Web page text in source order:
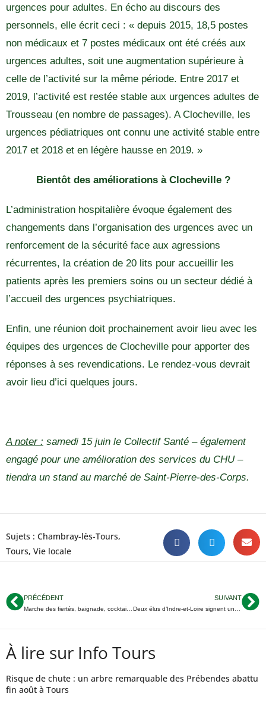
urgences pour adultes. En écho au discours des
personnels, elle écrit ceci : « depuis 2015, 18,5 postes
non médicaux et 7 postes médicaux ont été créés aux
urgences adultes, soit une augmentation supérieure à
celle de l’activité sur la même période. Entre 2017 et
2019, l’activité est restée stable aux urgences adultes de
Trousseau (en nombre de passages). A Clocheville, les
urgences pédiatriques ont connu une activité stable entre
2017 et 2018 et en légère hausse en 2019. »
Bientôt des améliorations à Clocheville ?
L’administration hospitalière évoque également des
changements dans l’organisation des urgences avec un
renforcement de la sécurité face aux agressions
récurrentes, la création de 20 lits pour accueillir les
patients après les premiers soins ou un secteur dédié à
l’accueil des urgences psychiatriques.
Enfin, une réunion doit prochainement avoir lieu avec les
équipes des urgences de Clocheville pour apporter des
réponses à ses revendications. Le rendez-vous devrait
avoir lieu d’ici quelques jours.
A noter : samedi 15 juin le Collectif Santé – également
engagé pour une amélioration des services du CHU –
tiendra un stand au marché de Saint-Pierre-des-Corps.
Sujets : Chambray-lès-Tours,
Tours, Vie locale
PRÉCÉDENT SUIVANT
À lire sur Info Tours
Risque de chute : un arbre remarquable des Prébendes abattu
fin août à Tours